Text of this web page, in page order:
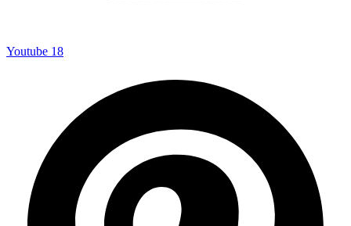
Youtube 18